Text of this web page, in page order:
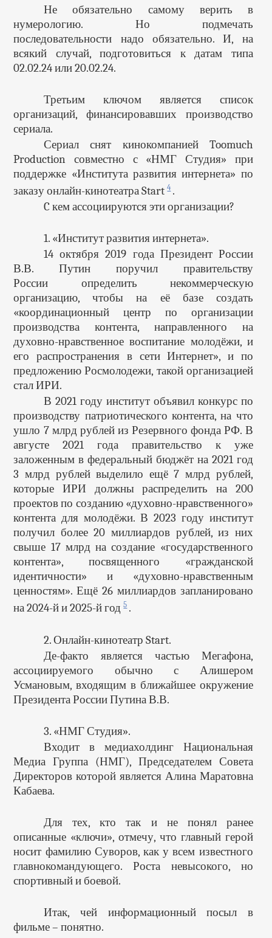
Не обязательно самому верить в
нумерологию. Но подмечать
последовательности надо обязательно. И, на
всякий случай, подготовиться к датам типа
02.02.24 или 20.02.24.
Третьим ключом является список
организаций, финансировавших производство
сериала.
Сериал снят кинокомпанией Toomuch
Production совместно с «НМГ Студия» при
поддержке «Института развития интернета» по
заказу онлайн-кинотеатра Start4 .
C кем ассоциируются эти организации?
1. «Институт развития интернета».
14 октября 2019 года Президент России
В.В. Путин поручил правительству
России определить некоммерческую
организацию, чтобы на её базе создать
«координационный центр по организации
производства контента, направленного на
духовно-нравственное воспитание молодёжи, и
его распространения в сети Интернет», и по
предложению Росмолодежи, такой организацией
стал ИРИ.
В 2021 году институт объявил конкурс по
производству патриотического контента, на что
ушло 7 млрд рублей из Резервного фонда РФ. В
августе 2021 года правительство к уже
заложенным в федеральный бюджёт на 2021 год
3 млрд рублей выделило ещё 7 млрд рублей,
которые ИРИ должны распределить на 200
проектов по созданию «духовно-нравственного»
контента для молодёжи. В 2023 году институт
получил более 20 миллиардов рублей, из них
свыше 17 млрд на создание «государственного
контента», посвященного «гражданской
идентичности» и «духовно-нравственным
ценностям». Ещё 26 миллиардов запланировано
на 2024-й и 2025-й год5 .
2. Онлайн-кинотеатр Start.
Де-факто является частью Мегафона,
ассоциируемого обычно с Алишером
Усмановым, входящим в ближайшее окружение
Президента России Путина В.В.
3. «НМГ Студия».
Входит в медиахолдинг Национальная
Медиа Группа (НМГ), Председателем Совета
Директоров которой является Алина Маратовна
Кабаева.
Для тех, кто так и не понял ранее
описанные «ключи», отмечу, что главный герой
носит фамилию Суворов, как у всем известного
главнокомандующего. Роста невысокого, но
спортивный и боевой.
Итак, чей информационный посыл в
фильме – понятно.